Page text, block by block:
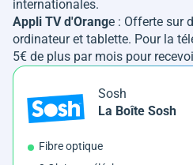
internationales.
Appli TV d'Orange : Offerte sur
ordinateur et tablette. Pour la
5€ de plus par mois pour
Sosh
La Boîte Sosh
Fibre optique